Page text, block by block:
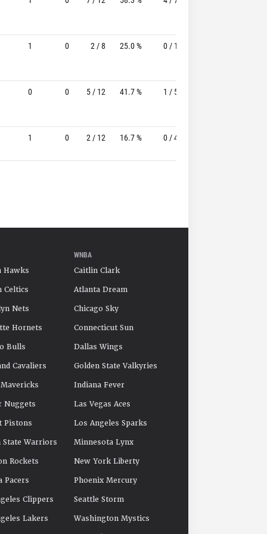
1 0 2 / 8 25.0 % 0 / 1
0 0 5 / 12 41.7 % 1 / 5
1 0 2 / 12 16.7 % 0 / 4
Hawks
Celtics
Nets
Hornets
Bulls
Cavaliers
Nuggets
Pistons
State Warriors
Rockets
Pacers
Clippers
Lakers
WNBA
Caitlin Clark
Atlanta Dream
Chicago Sky
Connecticut Sun
Dallas Wings
Golden State Valkyries
Indiana Fever
Las Vegas Aces
Los Angeles Sparks
Minnesota Lynx
New York Liberty
Phoenix Mercury
Seattle Storm
Washington Mystics